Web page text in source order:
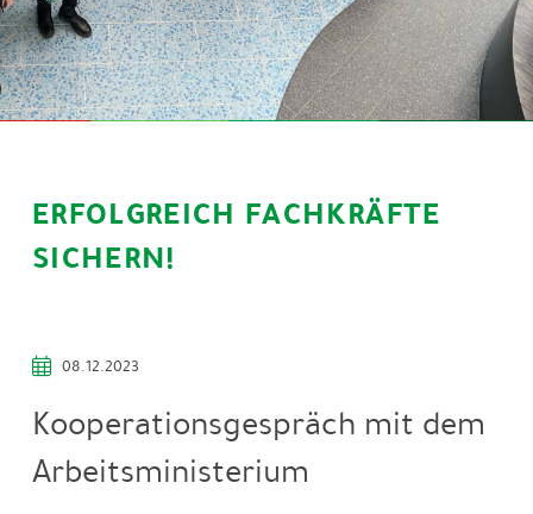
ERFOLGREICH FACHKRÄFTE
SICHERN!
08.12.2023
Kooperationsgespräch mit dem
Arbeitsministerium